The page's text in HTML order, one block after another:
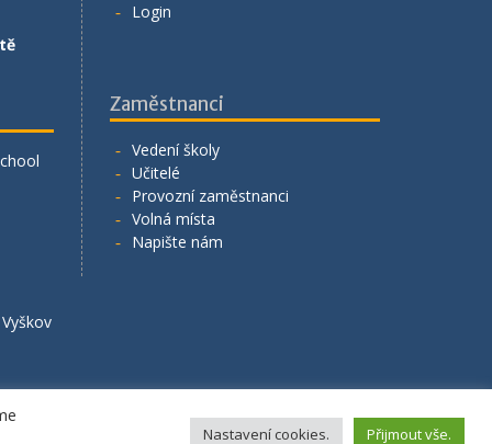
Login
Zaměstnanci
Vedení školy
Učitelé
Provozní zaměstnanci
Volná místa
Napište nám
Nastavení cookies. Přijmout vše.